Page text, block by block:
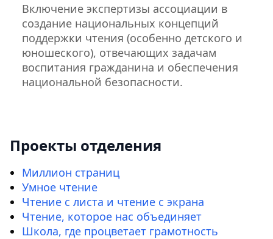
Включение экспертизы ассоциации в
создание национальных концепций
поддержки чтения (особенно детского и
юношеского), отвечающих задачам
воспитания гражданина и обеспечения
национальной безопасности.
Проекты отделения
Миллион страниц
Умное чтение
Чтение с листа и чтение с экрана
Чтение, которое нас объединяет
Школа, где процветает грамотность